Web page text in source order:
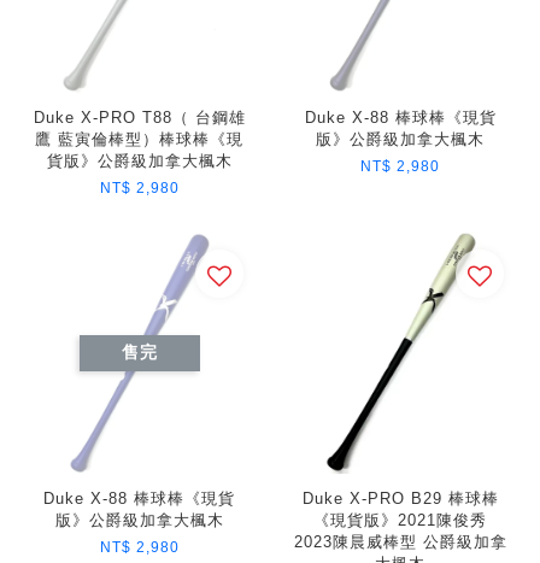
Duke X-PRO T88（ 台鋼雄
鷹 藍寅倫棒型）棒球棒《現
貨版》公爵級加拿大楓木
NT$ 2,980
Duke X-88 棒球棒《現貨
版》公爵級加拿大楓木
NT$ 2,980
售完
Duke X-88 棒球棒《現貨
版》公爵級加拿大楓木
NT$ 2,980
Duke X-PRO B29 棒球棒
《現貨版》2021陳俊秀
2023陳晨威棒型 公爵級加拿